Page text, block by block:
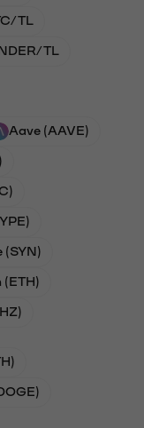
TL
TL
Aave (AAVE)
(SYN)
(ETH)